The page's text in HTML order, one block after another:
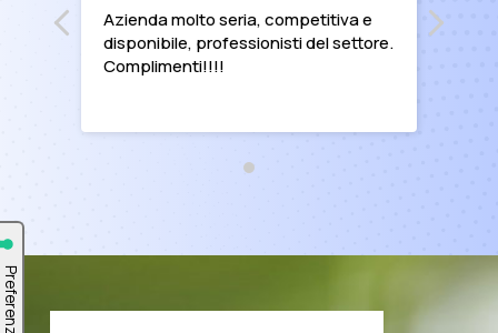
Azienda molto seria, competitiva e
disponibile, professionisti del settore.
Complimenti!!!!